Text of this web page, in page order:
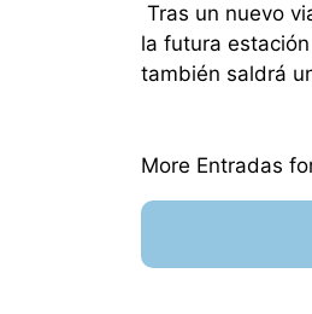
Tras un nuevo
la futura
también saldrá
More Entradas